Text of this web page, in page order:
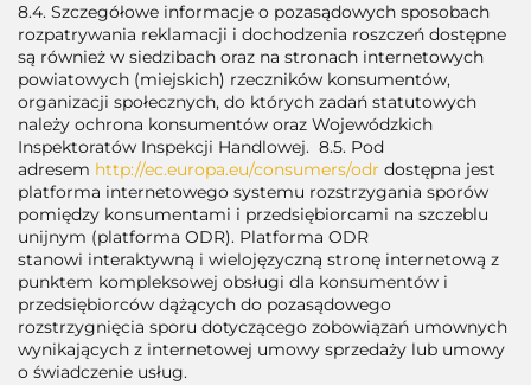
8.4. Szczegółowe informacje o pozasądowych sposobach
rozpatrywania reklamacji i dochodzenia roszczeń dostępne
są również w siedzibach oraz na stronach internetowych
powiatowych (miejskich) rzeczników konsumentów,
organizacji społecznych, do których zadań statutowych
należy ochrona konsumentów oraz Wojewódzkich
Inspektoratów Inspekcji Handlowej. 8.5. Pod
adresem http://ec.europa.eu/consumers/odr dostępna jest
platforma internetowego systemu rozstrzygania sporów
pomiędzy konsumentami i przedsiębiorcami na szczeblu
unijnym (platforma ODR). Platforma ODR
stanowi interaktywną i wielojęzyczną stronę internetową z
punktem kompleksowej obsługi dla konsumentów i
przedsiębiorców dążących do pozasądowego
rozstrzygnięcia sporu dotyczącego zobowiązań umownych
wynikających z internetowej umowy sprzedaży lub umowy
o świadczenie usług.